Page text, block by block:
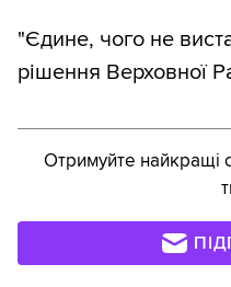
"Єдине, чого не
рішення Верховної
Отримуйте найкращі